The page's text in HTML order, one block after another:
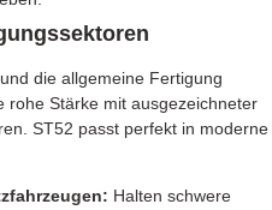
die allgemeine Fertigung
rohe Stärke mit ausgezeichneter
ST52 passt perfekt in moderne
Halten schwere